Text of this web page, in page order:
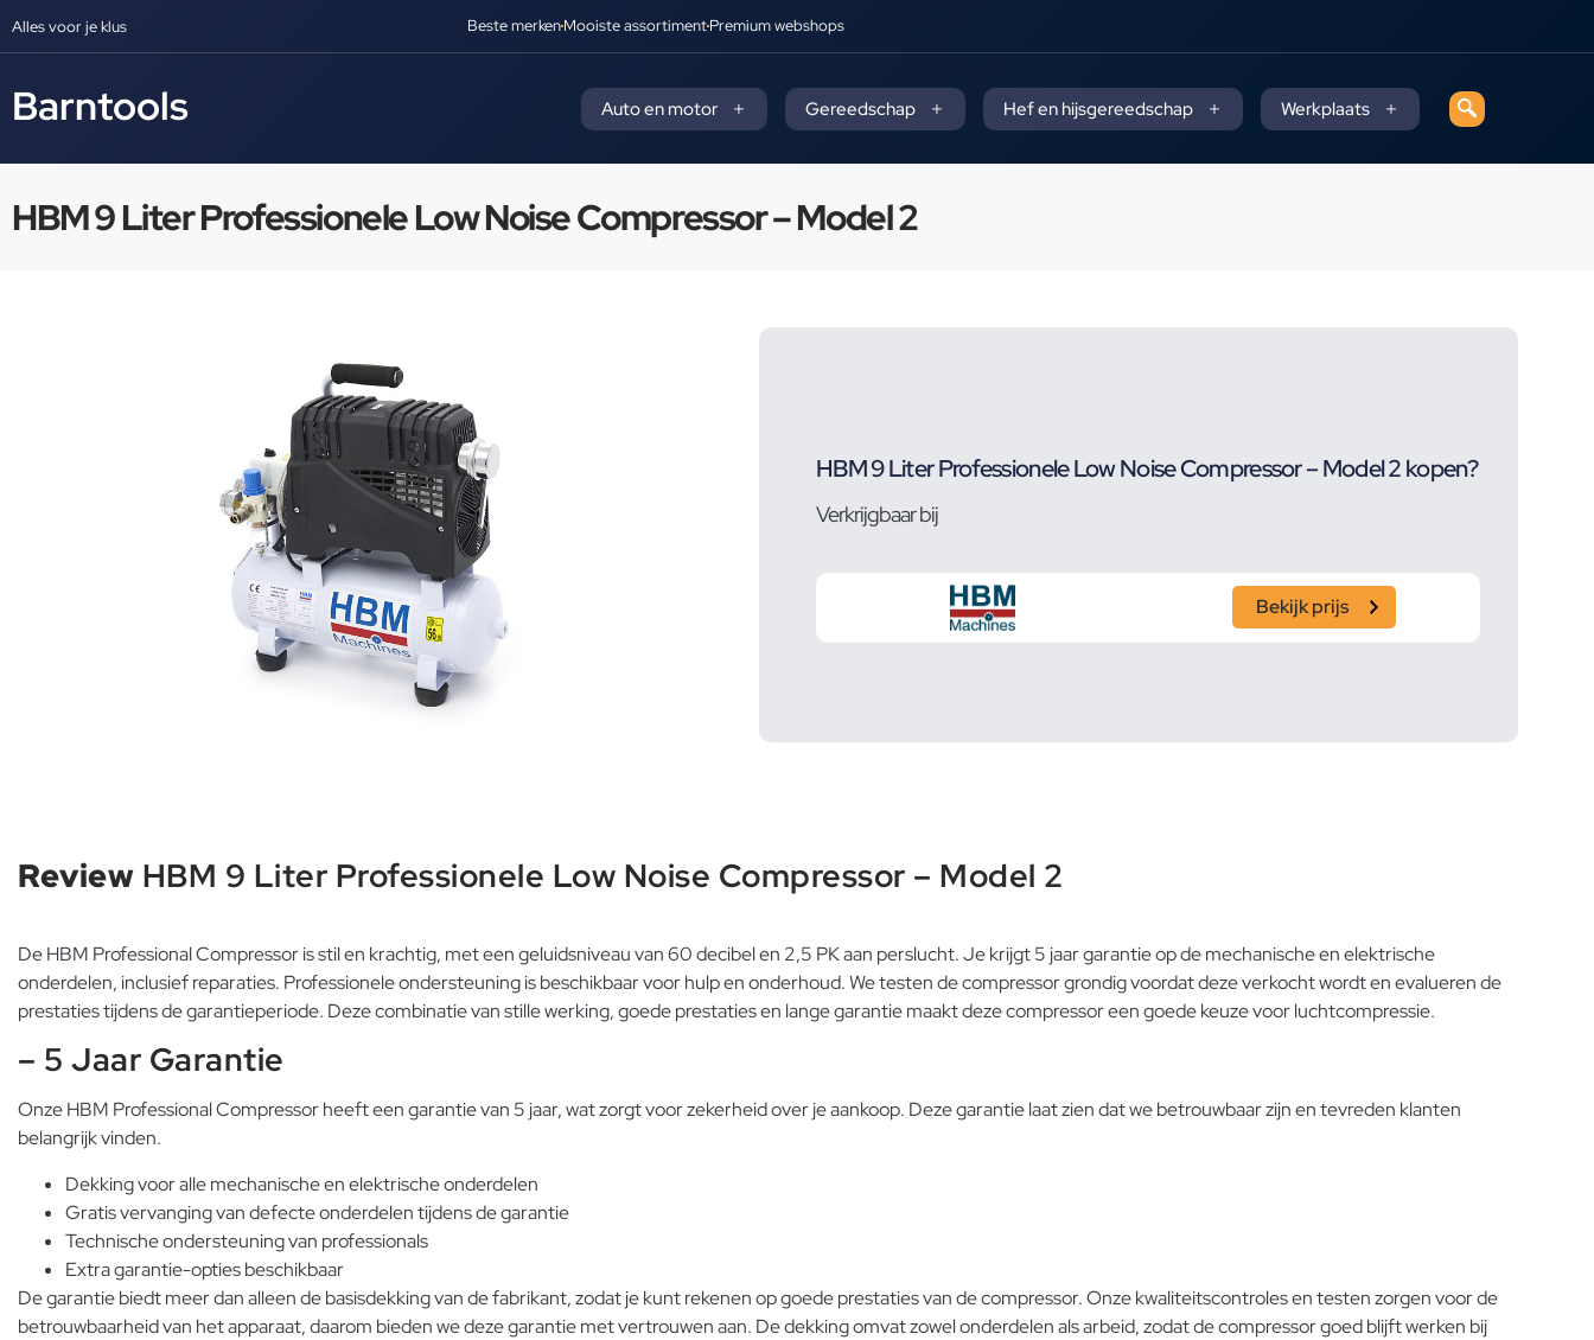
Alles voor je klus Beste merkenMooiste assortimentPremium webshops
Barntools Auto en motor Gereedschap Hef en hijsgereedschap Werkplaats
HBM 9 Liter Professionele Low Noise Compressor – Model 2
HBM 9 Liter Professionele Low Noise Compressor – Model 2 kopen?
Verkrijgbaar bij
Bekijk prijs
Review HBM 9 Liter Professionele Low Noise Compressor – Model 2
De HBM Professional Compressor is stil en krachtig, met een geluidsniveau van 60 decibel en 2,5 PK aan perslucht. Je krijgt 5 jaar garantie op de mechanische en elektrische
onderdelen, inclusief reparaties. Professionele ondersteuning is beschikbaar voor hulp en onderhoud. We testen de compressor grondig voordat deze verkocht wordt en evalueren de
prestaties tijdens de garantieperiode. Deze combinatie van stille werking, goede prestaties en lange garantie maakt deze compressor een goede keuze voor luchtcompressie.
– 5 Jaar Garantie
Onze HBM Professional Compressor heeft een garantie van 5 jaar, wat zorgt voor zekerheid over je aankoop. Deze garantie laat zien dat we betrouwbaar zijn en tevreden klanten
belangrijk vinden.
Dekking voor alle mechanische en elektrische onderdelen
Gratis vervanging van defecte onderdelen tijdens de garantie
Technische ondersteuning van professionals
Extra garantie-opties beschikbaar
De garantie biedt meer dan alleen de basisdekking van de fabrikant, zodat je kunt rekenen op goede prestaties van de compressor. Onze kwaliteitscontroles en testen zorgen voor de
betrouwbaarheid van het apparaat, daarom bieden we deze garantie met vertrouwen aan. De dekking omvat zowel onderdelen als arbeid, zodat de compressor goed blijft werken bij